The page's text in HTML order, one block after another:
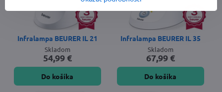
Infralampa BEURER IL 21
Skladom
54,99 €
Do košíka
Infralampa BEURER IL 35
Skladom
67,99 €
Do košíka